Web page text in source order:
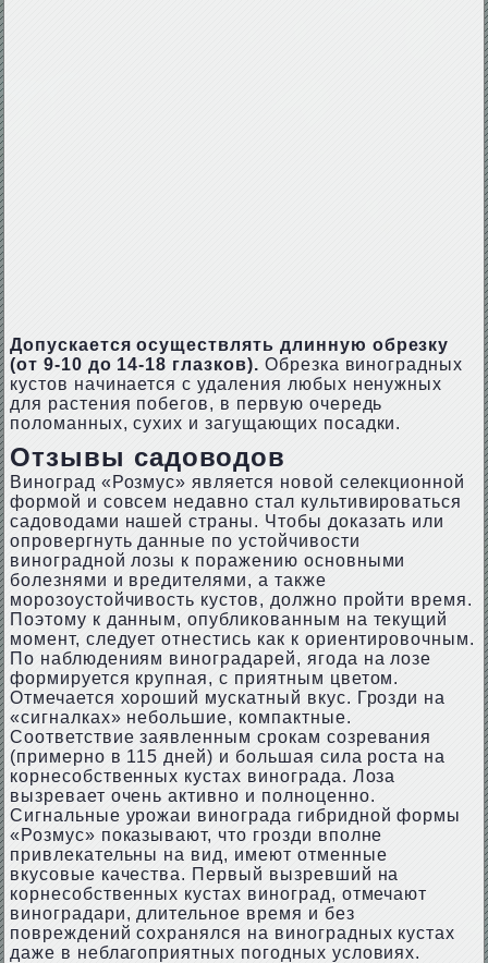
Допускается осуществлять длинную обрезку
(от 9-10 до 14-18 глазков). Обрезка виноградных
кустов начинается с удаления любых ненужных
для растения побегов, в первую очередь
поломанных, сухих и загущающих посадки.
Отзывы садоводов
Виноград «Розмус» является новой селекционной
формой и совсем недавно стал культивироваться
садоводами нашей страны. Чтобы доказать или
опровергнуть данные по устойчивости
виноградной лозы к поражению основными
болезнями и вредителями, а также
морозоустойчивость кустов, должно пройти время.
Поэтому к данным, опубликованным на текущий
момент, следует отнестись как к ориентировочным.
По наблюдениям виноградарей, ягода на лозе
формируется крупная, с приятным цветом.
Отмечается хороший мускатный вкус. Грозди на
«сигналках» небольшие, компактные.
Соответствие заявленным срокам созревания
(примерно в 115 дней) и большая сила роста на
корнесобственных кустах винограда. Лоза
вызревает очень активно и полноценно.
Сигнальные урожаи винограда гибридной формы
«Розмус» показывают, что грозди вполне
привлекательны на вид, имеют отменные
вкусовые качества. Первый вызревший на
корнесобственных кустах виноград, отмечают
виноградари, длительное время и без
повреждений сохранялся на виноградных кустах
даже в неблагоприятных погодных условиях.